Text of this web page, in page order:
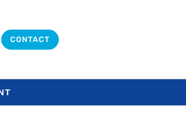
CONTACT